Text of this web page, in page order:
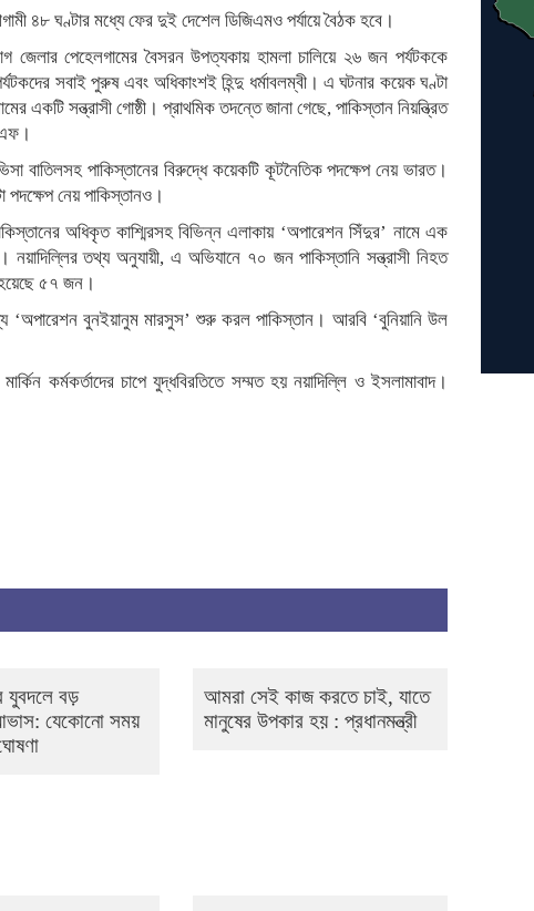
৪৮ ঘণ্টার মধ্যে ফের দুই দেশেল ডিজিএমও পর্যায়ে বৈঠক হবে।
পেহেলগামের বৈসরন উপত্যকায় হামলা চালিয়ে ২৬ জন পর্যটককে
সবাই পুরুষ এবং অধিকাংশই হিন্দু ধর্মাবলম্বী। এ ঘটনার কয়েক ঘণ্টা
একটি সন্ত্রাসী গোষ্ঠী। প্রাথমিক তদন্তে জানা গেছে, পাকিস্তান নিয়ন্ত্রিত
বাতিলসহ পাকিস্তানের বিরুদ্ধে কয়েকটি কূটনৈতিক পদক্ষেপ নেয় ভারত।
পদক্ষেপ নেয় পাকিস্তানও।
অধিকৃত কাশ্মিরসহ বিভিন্ন এলাকায় ‘অপারেশন সিঁদুর’ নামে এক
নয়াদিল্লির তথ্য অনুযায়ী, এ অভিযানে ৭০ জন পাকিস্তানি সন্ত্রাসী নিহত
৫৭ জন।
‘অপারেশন বুনইয়ানুম মারসুস’ শুরু করল পাকিস্তান। আরবি ‘বুনিয়ানি উল
কর্মকর্তাদের চাপে যুদ্ধবিরতিতে সম্মত হয় নয়াদিল্লি ও ইসলামাবাদ।
যুবদলে বড়
যেকোনো সময়
আমরা সেই কাজ করতে চাই, যাতে
মানুষের উপকার হয় : প্রধানমন্ত্রী